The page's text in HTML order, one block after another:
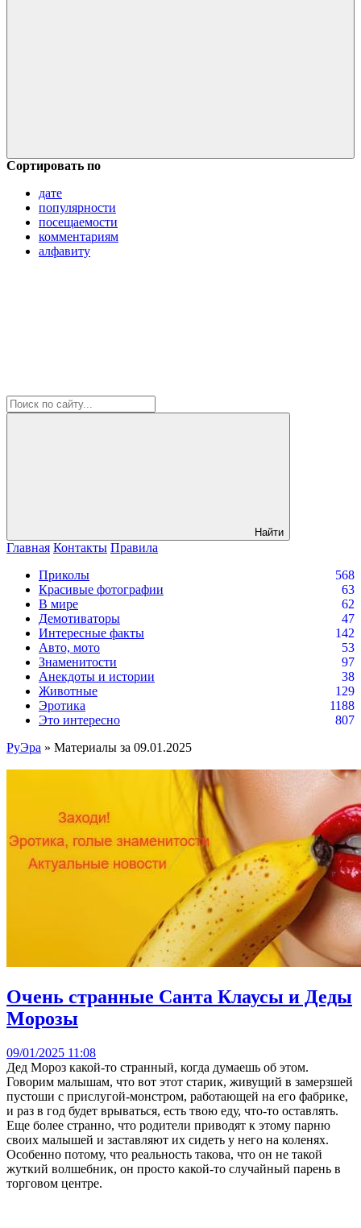
Сортировать по
дате
популярности
посещаемости
комментариям
алфавиту
Найти
Главная Контакты Правила
Приколы
568
Красивые фотографии
63
В мире
62
Демотиваторы
47
Интересные факты
142
Авто, мото
53
Знаменитости
97
Анекдоты и истории
38
Животные
129
Эротика
1188
Это интересно
807
РуЭра » Материалы за 09.01.2025
Очень странные Санта Клаусы и Деды
Морозы
09/01/2025 11:08
Дед Мороз какой-то странный, когда думаешь об этом.
Говорим малышам, что вот этот старик, живущий в замерзшей
пустоши с прислугой-монстром, работающей на его фабрике,
и раз в год будет врываться, есть твою еду, что-то оставлять.
Еще более странно, что родители приводят к этому парню
своих малышей и заставляют их сидеть у него на коленях.
Особенно потому, что реальность такова, что он не такой
жуткий волшебник, он просто какой-то случайный парень в
торговом центре.